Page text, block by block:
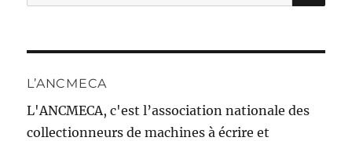
pour :
L’ANCMECA
L'ANCMECA, c'est l’association nationale des
collectionneurs de machines à écrire et